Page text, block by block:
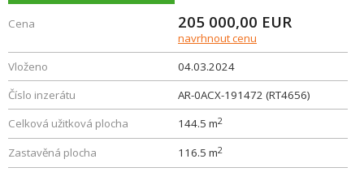
Cena 205 000,00 EUR
navrhnout cenu
Vloženo
04.03.2024
Číslo inzerátu
AR-0ACX-191472 (RT4656)
Celková užitková plocha
144.5 m2
Zastavěná plocha 116.5 m2